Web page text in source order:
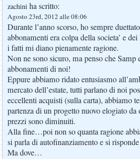
zachini ha scritto:
Agosto 23rd, 2012 alle 08:06
Durante l’anno scorso, ho sempre
abbonamenti era colpa della societa’ e
i fatti mi diano pienamente ragione.
Non ne sono sicuro, ma penso che Samp
abbonamenti di noi!
Eppure abbiamo ridato entusiasmo
mercato dell’estate, tutti parlano di noi
eccellenti acquisti (sulla carta), abbiamo
partenza di un progetto nuovo elogiato
prezzi sono diminuiti.
Alla fine…poi non so quanta ragione
si parla di autofinanziamento e si
Ma dove…